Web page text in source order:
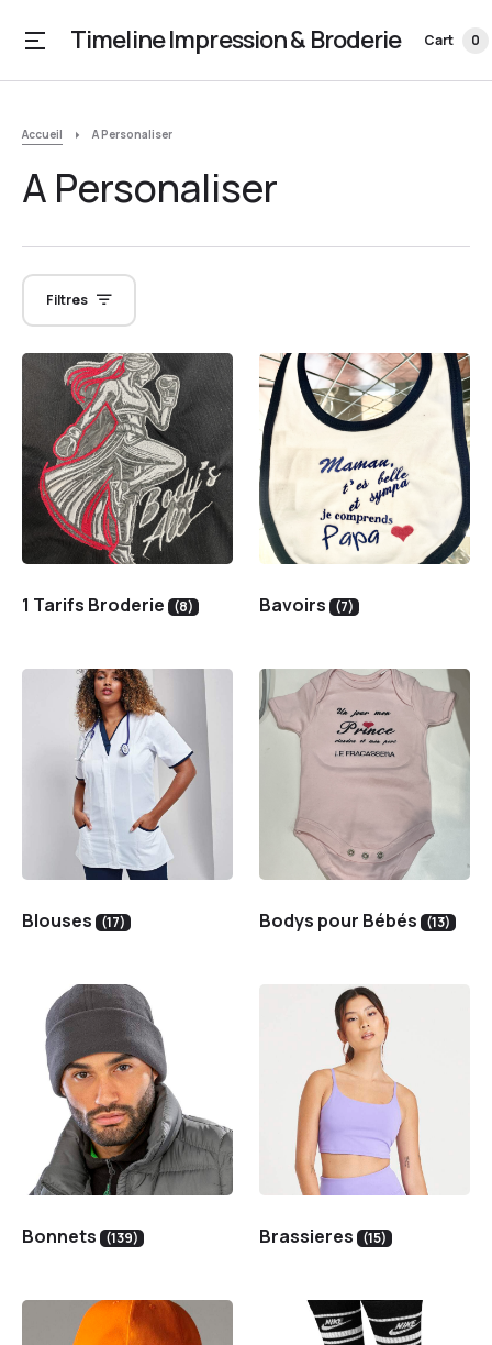
Timeline Impression & Broderie Cart 0
Accueil A Personaliser
A Personaliser
Filtres
1 Tarifs Broderie (8) Bavoirs (7)
Blouses (17) Bodys pour Bébés (13)
Bonnets (139) Brassieres (15)